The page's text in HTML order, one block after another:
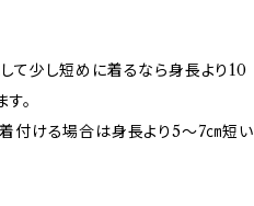
て少し短めに着るなら身長より10
。
付ける場合は身長より5〜7㎝短い